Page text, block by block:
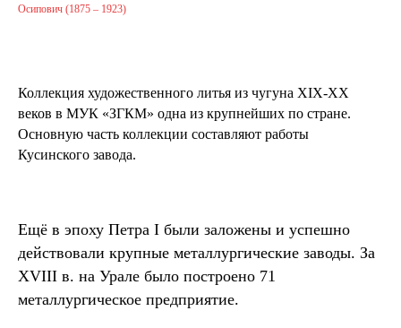
Осипович (1875 – 1923)
Коллекция художественного литья из чугуна XIX-XX
веков в МУК «ЗГКМ» одна из крупнейших по стране.
Основную часть коллекции составляют работы
Кусинского завода.
Ещё в эпоху Петра I были заложены и успешно
действовали крупные металлургические заводы. За
XVIII в. на Урале было построено 71
металлургическое предприятие.